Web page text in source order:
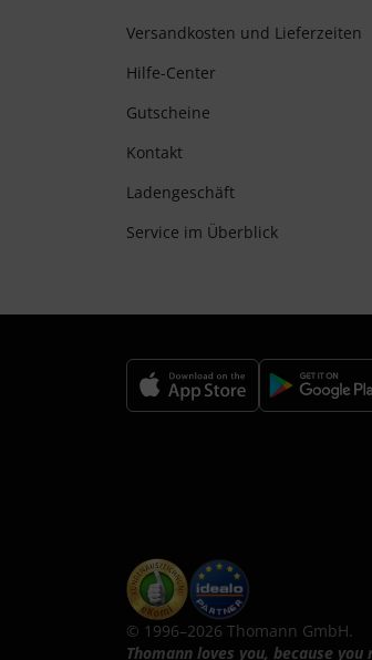
Versandkosten und Lieferzeiten
Hilfe-Center
Gutscheine
Kontakt
Ladengeschäft
Service im Überblick
© 1996–2026 Thomann GmbH.
Thomann loves you, because you